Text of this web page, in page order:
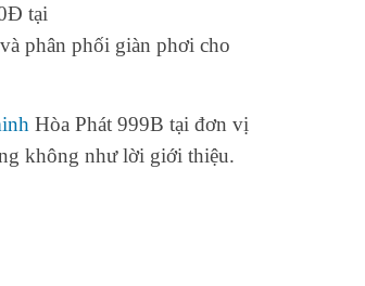
tại
phân phối giàn phơi cho
Hòa Phát 999B tại đơn vị
không như lời giới thiệu.